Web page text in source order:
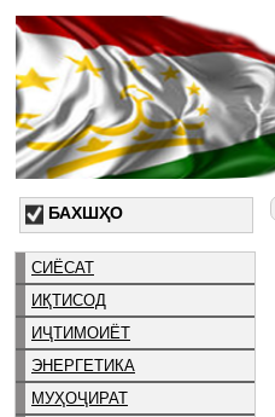
БАХШҲО
СИЁСАТ
ИҚТИСОД
ИҶТИМОИЁТ
ЭНЕРГЕТИКА
МУҲОҶИРАТ